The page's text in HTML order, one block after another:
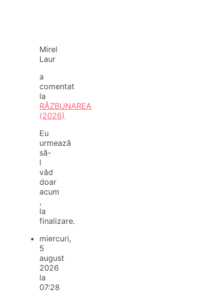
Mirel
Laur
a
comentat
la
RĂZBUNAREA
(2026)
Eu
urmează
să-
l
văd
doar
acum
,
la
finalizare.
miercuri,
5
august
2026
la
07:28